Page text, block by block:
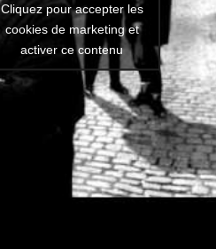
Cliquez pour accepter les
cookies de marketing et
activer ce contenu